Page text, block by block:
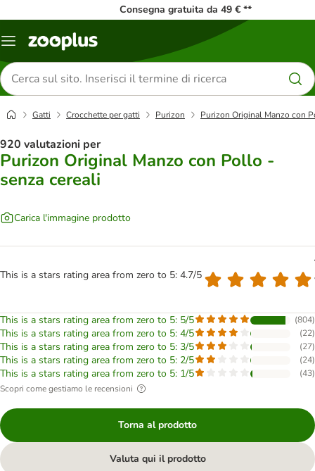
Consegna gratuita da 49 € **
Overview
Cerca
prodotti
Gatti Crocchette per gatti Purizon Purizon Original Manzo con
920 valutazioni per
Purizon Original Manzo con Pollo -
senza cereali
Carica l'immagine prodotto
This is a stars rating area from zero to 5: 4.7/5
This is a stars rating area from zero to 5: 5/5 (804)
This is a stars rating area from zero to 5: 4/5 (22)
This is a stars rating area from zero to 5: 3/5 (27)
This is a stars rating area from zero to 5: 2/5 (24)
This is a stars rating area from zero to 5: 1/5 (43)
Scopri come gestiamo le recensioni
Torna al prodotto
Valuta qui il prodotto